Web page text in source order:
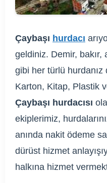
Çaybaşı hurdacı
geldiniz. Demir, bakır,
gibi her türlü hurdanız
Karton, Kitap, Plastik
Çaybaşı hurdacısı
ekiplerimiz,
anında nakit ödeme
dürüst hizmet
halkına hizmet